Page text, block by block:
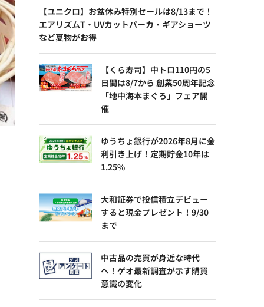
【ユニクロ】お盆休み特別セールは8/13まで！
エアリズムT・UVカットパーカ・ギアショーツ
など夏物がお得
【くら寿司】中トロ110円の5
日間は8/7から 創業50周年記念
「地中海本まぐろ」フェア開
催
ゆうちょ銀行が2026年8月に金
利引き上げ！定期貯金10年は
1.25%
大和証券で投信積立デビュー
すると現金プレゼント！9/30
まで
中古品の売買が身近な時代
へ！ゲオ最新調査が示す購買
意識の変化